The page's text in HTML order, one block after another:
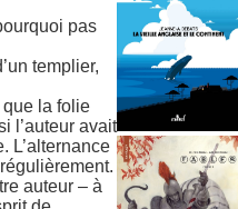
pas
templier,
que la folie
l’auteur avait
L’alternance
auteur – à